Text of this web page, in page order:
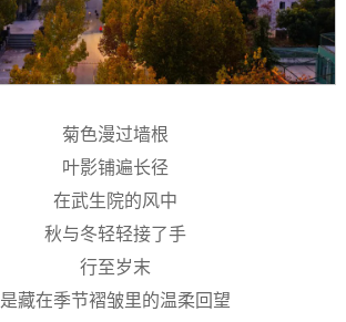
菊色漫过墙根
叶影铺遍长径
在武生院的风中
秋与冬轻轻接了手
行至岁末
是藏在季节褶皱里的温柔回望